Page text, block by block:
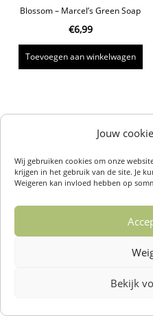
Jouw
Wij gebruiken cookies om onze
krijgen in het gebruik van de site. Je
Weigeren kan invloed hebben op
Bekijk
Blossom – Marcel’s Green Soap
€6,99
Toevoegen aan winkelwagen